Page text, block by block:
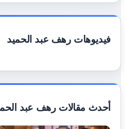
فيديوهات رهف عبد الحميد
أحدث مقالات رهف عبد الحميد